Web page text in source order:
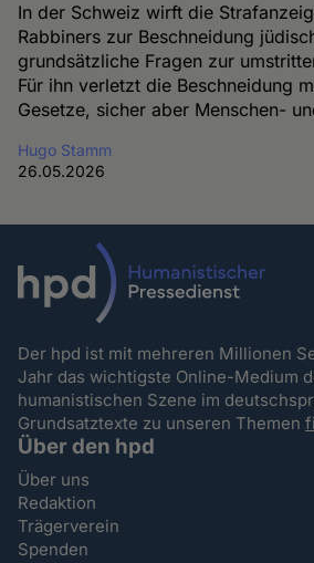
In der Schweiz wirft die
Rabbiners zur Beschneidung
grundsätzliche Fragen zur
Für ihn verletzt die Beschneidung
Gesetze, sicher aber Menschen-
Hugo Stamm
26.05.2026
Der hpd ist mit mehreren Millionen
Jahr das wichtigste Online-Medium
humanistischen Szene im
Grundsatztexte zu unseren Themen
Über den hpd
Über uns
Redaktion
Trägerverein
Spenden